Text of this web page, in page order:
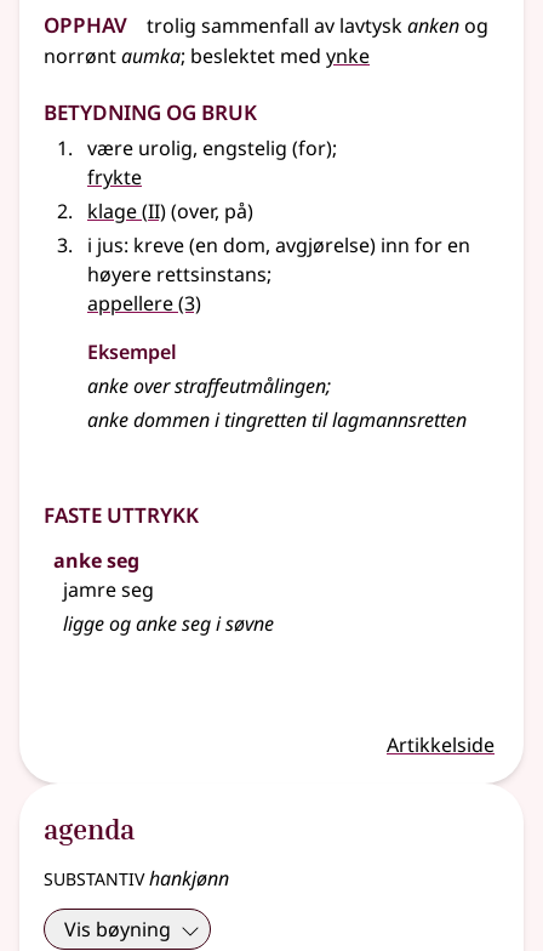
Opphav trolig sammenfall av lavtyskankenog
norrøntaumka; beslektet med ynke
Betydning og bruk
være urolig, engstelig (for);
frykte
klage(2
II)(over, på)
i jus: kreve (en dom, avgjørelse) inn for en
høyere rettsinstans;
appellere(3)
Eksempel
ankeover straffeutmålingen;
ankedommen i tingretten til lagmannsretten
Faste uttrykk
anke seg
jamre seg
ligge og anke seg i søvne
Artikkelside
agenda
substantivhankjønn
Vis bøyning